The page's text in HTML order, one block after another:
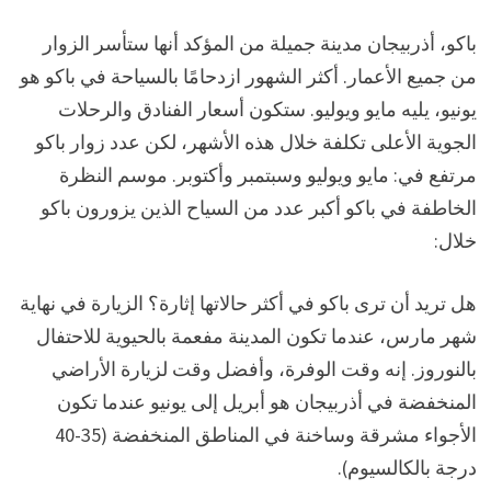
باكو، أذربيجان مدينة جميلة من المؤكد أنها ستأسر الزوار
من جميع الأعمار. أكثر الشهور ازدحامًا بالسياحة في باكو هو
يونيو، يليه مايو ويوليو. ستكون أسعار الفنادق والرحلات
الجوية الأعلى تكلفة خلال هذه الأشهر، لكن عدد زوار باكو
مرتفع في: مايو ويوليو وسبتمبر وأكتوبر. موسم النظرة
الخاطفة في باكو أكبر عدد من السياح الذين يزورون باكو
خلال:
هل تريد أن ترى باكو في أكثر حالاتها إثارة؟ الزيارة في نهاية
شهر مارس، عندما تكون المدينة مفعمة بالحيوية للاحتفال
بالنوروز. إنه وقت الوفرة، وأفضل وقت لزيارة الأراضي
المنخفضة في أذربيجان هو أبريل إلى يونيو عندما تكون
الأجواء مشرقة وساخنة في المناطق المنخفضة (35-40
درجة بالكالسيوم).